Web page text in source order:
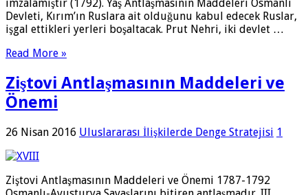
imzalamıştır (1792). Yaş Antlaşmasının Maddeleri Osmanlı
Devleti, Kırım’ın Ruslara ait olduğunu ka­bul edecek Ruslar,
işgal ettikleri yerleri boşaltacak. Prut Nehri, iki devlet …
Read More »
Ziştovi Antlaşmasının Maddeleri ve
Önemi
26 Nisan 2016 Uluslararası İlişkilerde Denge Stratejisi 1
Ziştovi Antlaşmasının Maddeleri ve Önemi 1787-1792